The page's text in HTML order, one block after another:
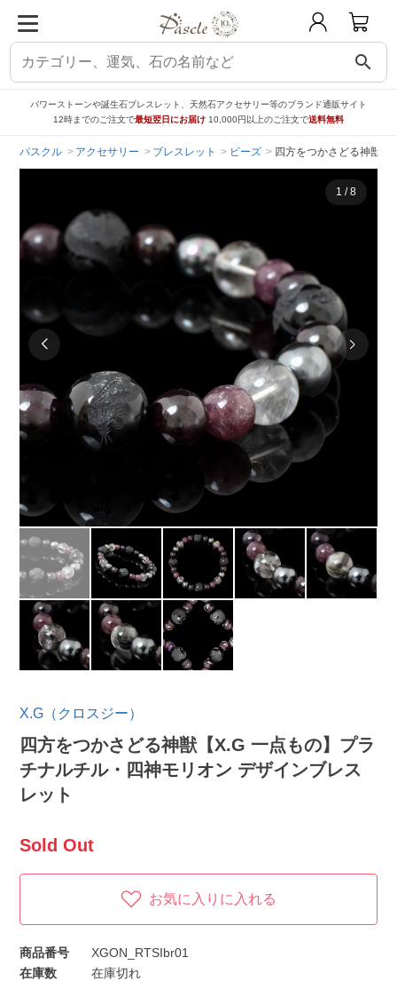
search
パワーストーンや誕生石ブレスレット、天然石アクセサリー等のブランド通販サイト
12時までのご注文で最短翌日にお届け 10,000円以上のご注文で送料無料
パスクル アクセサリー ブレスレット ビーズ 四方をつかさどる神獣
1 /8
X.G（クロスジー）
四方をつかさどる神獣【X.G 一点もの】プラ
チナルチル・四神モリオン デザインブレス
レット
Sold Out
お気に入りに入れる
商品番号
XGON_RTSIbr01
在庫数
在庫切れ